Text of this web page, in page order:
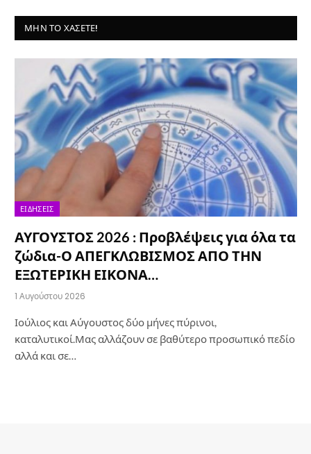
ΜΗΝ ΤΟ ΧΆΣΕΤΕ!
ΕΙΔΉΣΕΙΣ
ΑΥΓΟΥΣΤΟΣ 2026 : Προβλέψεις για όλα τα
ζώδια-Ο ΑΠΕΓΚΛΩΒΙΣΜΟΣ ΑΠΟ ΤΗΝ
ΕΞΩΤΕΡΙΚΗ ΕΙΚΟΝΑ…
1 Αυγούστου 2026
Ιούλιος και Αύγουστος δύο μήνες πύρινοι,
καταλυτικοί.Μας αλλάζουν σε βαθύτερο προσωπικό πεδίο
αλλά και σε…